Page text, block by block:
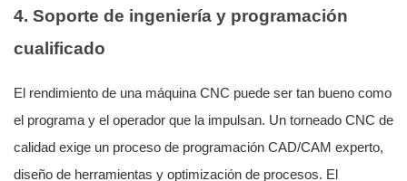
4. Soporte de ingeniería y programación
cualificado
El rendimiento de una máquina CNC puede ser tan bueno como
el programa y el operador que la impulsan. Un torneado CNC de
calidad exige un proceso de programación CAD/CAM experto,
diseño de herramientas y optimización de procesos. El